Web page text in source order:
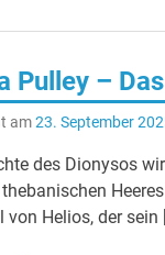
Pulley –
am23. September
des Dionysos
von Helios, der sein